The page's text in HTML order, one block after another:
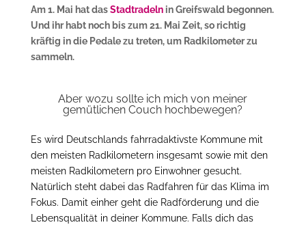
Am 1. Mai hat dasStadtradelnin Greifswald begonnen.
Und ihr habt noch bis zum 21. Mai Zeit, so richtig
kräftig in die Pedale zu treten, um Radkilometer zu
sammeln.
Aber wozu sollte ich mich von meiner
gemütlichen Couch hochbewegen?
Es wird Deutschlands fahrradaktivste Kommune mit
den meisten Radkilometern insgesamt sowie mit den
meisten Radkilometern pro Einwohner gesucht.
Natürlich steht dabei das Radfahren für das Klima im
Fokus. Damit einher geht die Radförderung und die
Lebensqualität in deiner Kommune. Falls dich das